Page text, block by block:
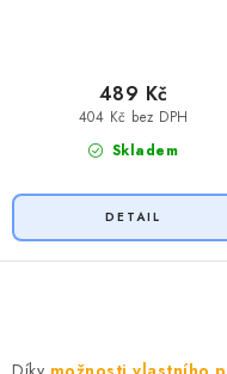
Skladem
404 Kč bez DPH
489 Kč
v